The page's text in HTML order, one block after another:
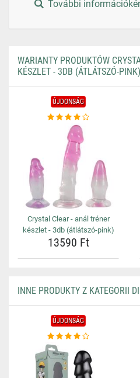
További
WARIANTY PRODUKTÓW
KÉSZLET - 3DB (ÁTLÁTSZÓ-PINK)
ÚJDONSÁG
Crystal Clear - anál tréner
készlet - 3db (átlátszó-pink)
13590 Ft
INNE PRODUKTY Z KATEGORII
ÚJDONSÁG